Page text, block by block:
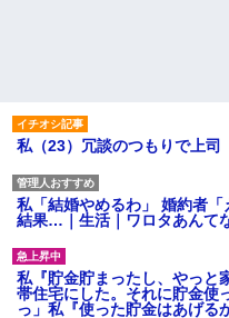
私（23）冗談のつもりで上司
私「結婚やめるわ」 婚約者
結果…｜生活｜ワロタあんて
私『貯金貯まったし、やっと
帯住宅にした。それに貯金使
っ」私『使った貯金はあげ